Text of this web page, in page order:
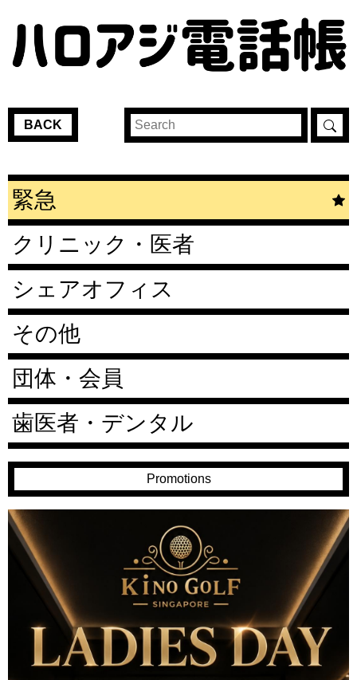
BACK
緊急
クリニック・医者
シェアオフィス
その他
団体・会員
歯医者・デンタル
Promotions